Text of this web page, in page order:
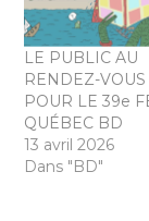
LE PUBLIC AU
RENDEZ-VOUS
POUR LE 39e
QUÉBEC BD
13 avril 2026
Dans "BD"